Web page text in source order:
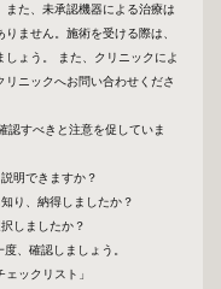
また、未承認機器による治療は
ません。施術を受ける際は、
ょう。 また、クリニックによ
ニックへお問い合わせくださ
認すべきと注意を促していま
明できますか？
り、納得しましたか？
しましたか？
、確認しましょう。
ックリスト」